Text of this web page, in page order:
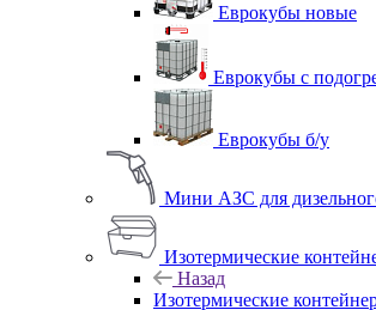
Еврокубы новые
Еврокубы с
Еврокубы б/у
Мини АЗС для
Изотермические
Назад
Изотермические